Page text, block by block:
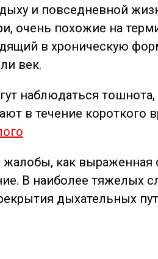
и повседневной
очень похожие на
в хроническую
век.
наблюдаться
в течение короткого
как
В наиболее тяжелых
дыхательных